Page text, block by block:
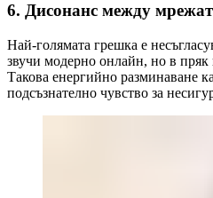
6. Дисонанс между
Най-голямата грешка е
звучи модерно онлайн, но в пряк
Такова енергийно разминаване
подсъзнателно чувство за